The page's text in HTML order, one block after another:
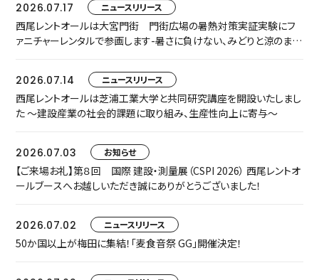
2026.07.17 ニュースリリース
西尾レントオールは大宮門街 門街広場の暑熱対策実証実験にフ
ァニチャーレンタルで参画します-暑さに負けない、みどりと涼のまち
2026.07.14
ニュースリリース
西尾レントオールは芝浦工業大学と共同研究講座を開設いたしまし
た ～建設産業の社会的課題に取り組み、生産性向上に寄与～
2026.07.03 お知らせ
【ご来場お礼】第８回 国際 建設・測量展（CSPI 2026） 西尾レントオ
ールブースへお越しいただき誠にありがとうございました！
2026.07.02 ニュースリリース
50か国以上が梅田に集結！「麦食音祭 GG」開催決定！